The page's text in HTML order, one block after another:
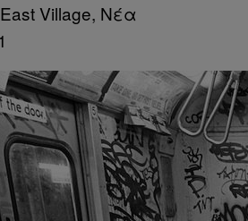
Village, Νέα